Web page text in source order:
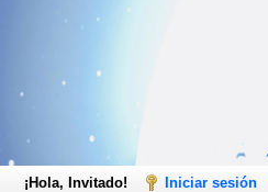
¡Hola, Invitado! Iniciar sesión